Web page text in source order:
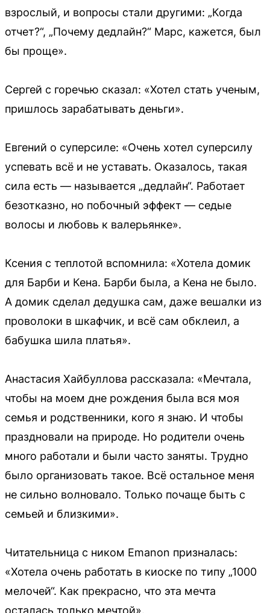
взрослый, и вопросы стали другими: „Когда
отчет?“, „Почему дедлайн?“ Марс, кажется, был
бы проще».
Сергей с горечью сказал: «Хотел стать ученым,
пришлось зарабатывать деньги».
Евгений о суперсиле: «Очень хотел суперсилу
успевать всё и не уставать. Оказалось, такая
сила есть — называется „дедлайн“. Работает
безотказно, но побочный эффект — седые
волосы и любовь к валерьянке».
Ксения с теплотой вспомнила: «Хотела домик
для Барби и Кена. Барби была, а Кена не было.
А домик сделал дедушка сам, даже вешалки из
проволоки в шкафчик, и всё сам обклеил, а
бабушка шила платья».
Анастасия Хайбуллова рассказала: «Мечтала,
чтобы на моем дне рождения была вся моя
семья и родственники, кого я знаю. И чтобы
праздновали на природе. Но родители очень
много работали и были часто заняты. Трудно
было организовать такое. Всё остальное меня
не сильно волновало. Только почаще быть с
семьей и близкими».
Читательница с ником Emanon призналась:
«Хотела очень работать в киоске по типу „1000
мелочей“. Как прекрасно, что эта мечта
осталась только мечтой».